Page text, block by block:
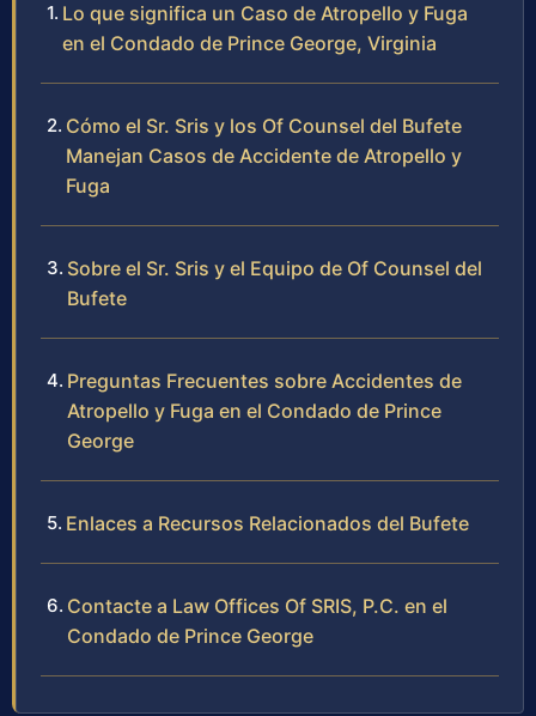
Lo que significa un Caso de Atropello y Fuga
en el Condado de Prince George, Virginia
Cómo el Sr. Sris y los Of Counsel del Bufete
Manejan Casos de Accidente de Atropello y
Fuga
Sobre el Sr. Sris y el Equipo de Of Counsel del
Bufete
Preguntas Frecuentes sobre Accidentes de
Atropello y Fuga en el Condado de Prince
George
Enlaces a Recursos Relacionados del Bufete
Contacte a Law Offices Of SRIS, P.C. en el
Condado de Prince George